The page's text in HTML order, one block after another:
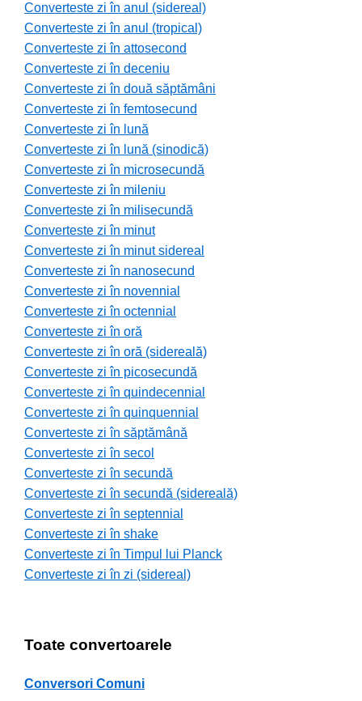
Converteste zi în anul (sidereal)
Converteste zi în anul (tropical)
Converteste zi în attosecond
Converteste zi în deceniu
Converteste zi în două săptămâni
Converteste zi în femtosecund
Converteste zi în lună
Converteste zi în lună (sinodică)
Converteste zi în microsecundă
Converteste zi în mileniu
Converteste zi în milisecundă
Converteste zi în minut
Converteste zi în minut sidereal
Converteste zi în nanosecund
Converteste zi în novennial
Converteste zi în octennial
Converteste zi în oră
Converteste zi în oră (sidereală)
Converteste zi în picosecundă
Converteste zi în quindecennial
Converteste zi în quinquennial
Converteste zi în săptămână
Converteste zi în secol
Converteste zi în secundă
Converteste zi în secundă (sidereală)
Converteste zi în septennial
Converteste zi în shake
Converteste zi în Timpul lui Planck
Converteste zi în zi (sidereal)
Toate convertoarele
Conversori Comuni